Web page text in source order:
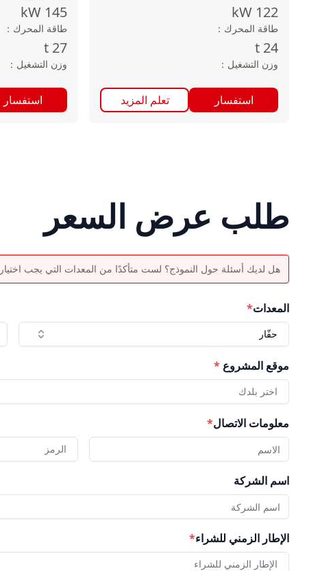
122
kW
طاقة المحرك ：
24
t
وزن التشغيل ：
استفسار تعلم المزيد
145
kW
طاقة المحرك ：
27
t
وزن التشغيل ：
استفسار
طلب عرض السعر
هل لديك أسئلة حول النموذج؟ لست متأكدًا من المعدات التي يجب
المعدات*
حفّار
موقع المشروع *
اختر بلدك
معلومات الاتصال*
الرمز
اسم الشركة
الإطار الزمني للشراء*
الإطار الزمني للشراء